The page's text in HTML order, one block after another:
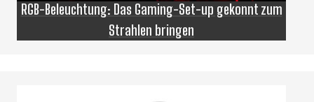
RGB-Beleuchtung: Das Gaming-Set-up gekonnt zum
Strahlen bringen